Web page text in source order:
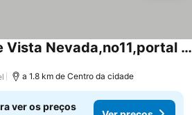
Conjunto Altos De Vista Nevada,no11,portal 7,1oa.
a 1.8 km de Centro da cidade
ver os preços